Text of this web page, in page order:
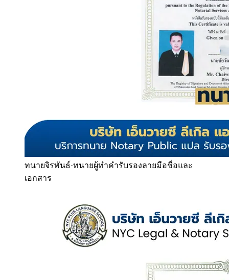
ทนายจิรพันธ์·ทนายผู้ทำคำรับรองลายมือชื่อและ
เอกสาร